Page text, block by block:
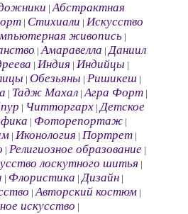
|Абстрактная
| Стихиали Искусство
живопись
|Амаравелла |Даниил
|Индия |Индийцы
|Обезьяны |Ришикеш
Тадж Махал|Агра Форт|
Читторгарх|Детское
Фоторепортаж|
| Иконология Портрет|
Религиозное образование|
лоскутного шитья
Флористика |Дизайн|
|Авторский костюм
искусство